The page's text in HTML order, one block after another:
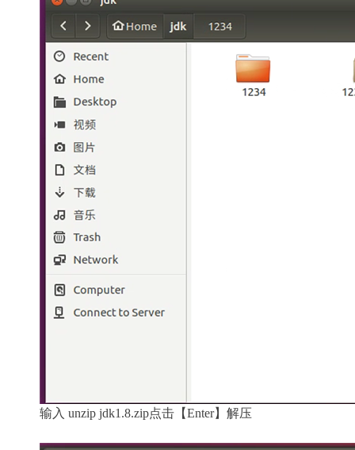
输入 unzip jdk1.8.zip点击【Enter】解压